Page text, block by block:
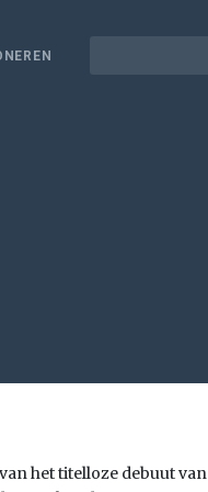
het titelloze debuut van